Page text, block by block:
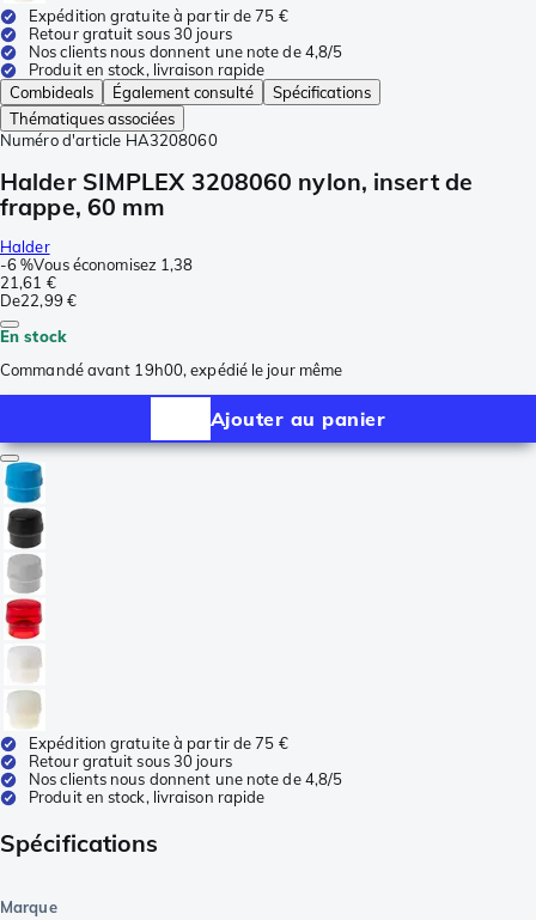
Expédition gratuite à partir de 75 €
Retour gratuit sous 30 jours
Nos clients nous donnent une note de 4,8/5
Produit en stock, livraison rapide
Combideals
Également consulté
Spécifications
Thématiques associées
Numéro d'article HA3208060
Halder SIMPLEX 3208060 nylon, insert de
frappe, 60 mm
Halder
-6 %Vous économisez 1,38
21,61 €
De22,99 €
En stock
Commandé avant 19h00, expédié le jour même
Ajouter au panier
Expédition gratuite à partir de 75 €
Retour gratuit sous 30 jours
Nos clients nous donnent une note de 4,8/5
Produit en stock, livraison rapide
Spécifications
Marque